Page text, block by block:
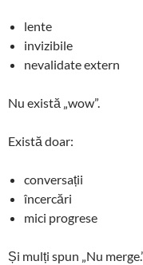
lente
invizibile
nevalidate extern
Nu există „wow”.
Există doar:
conversații
încercări
mici progrese
Și mulți spun „Nu